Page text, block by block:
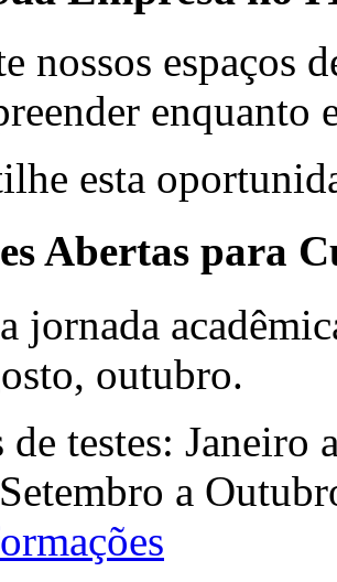
nossos espaços
enquanto
esta
Abertas para
jornada
outubro.
de testes:
a